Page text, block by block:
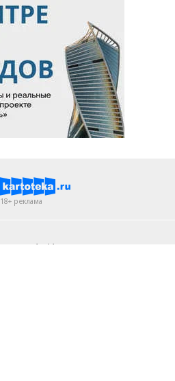
18+ реклама
Android